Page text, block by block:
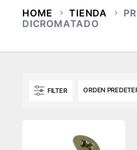
HOME TIENDA
DICROMATADO
FILTER